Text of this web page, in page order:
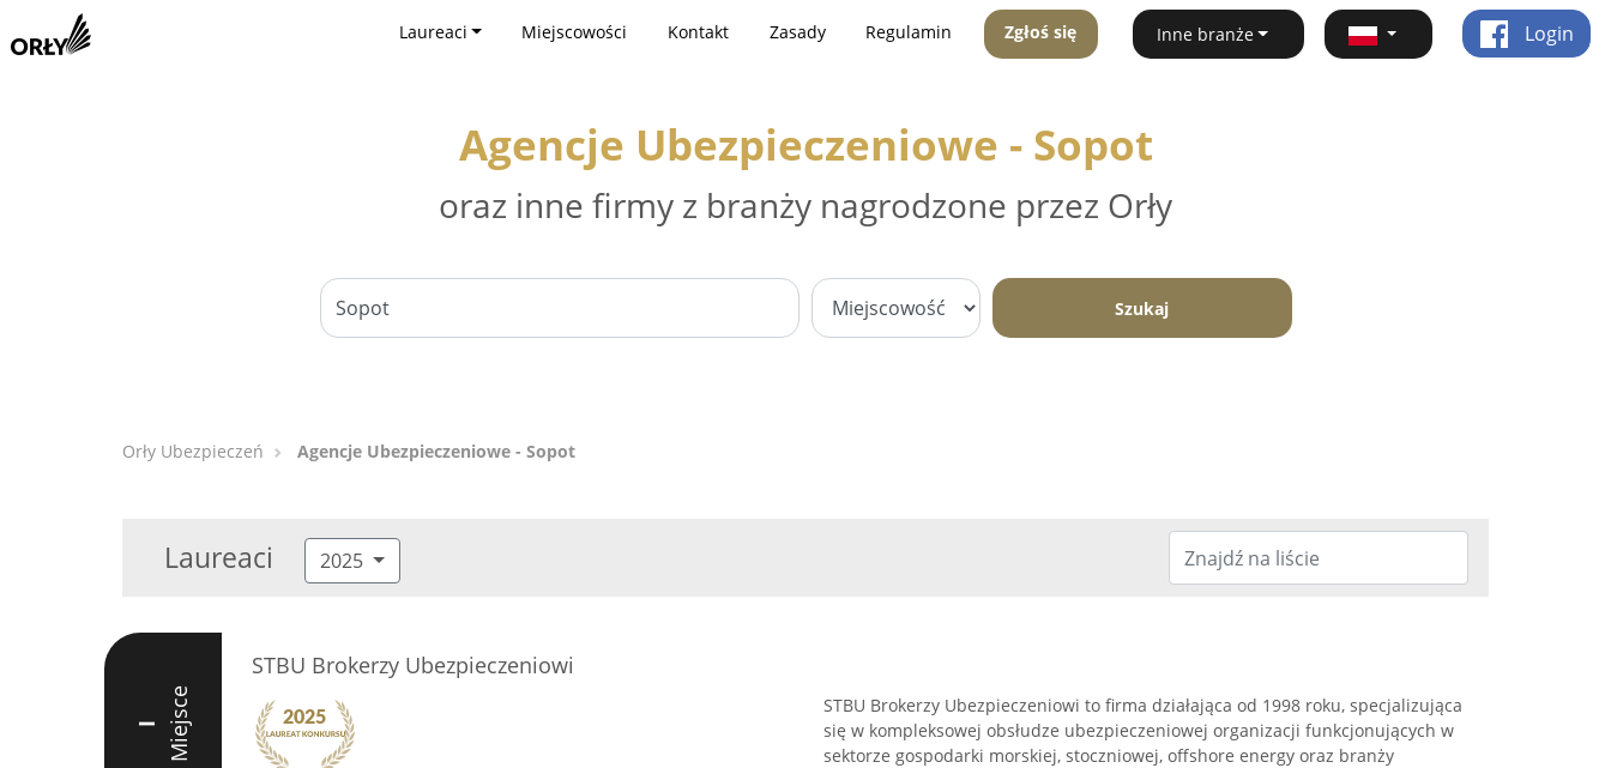
Laureaci Miejscowości Kontakt Zasady Regulamin Zgłoś się Inne branże Login
Agencje Ubezpieczeniowe - Sopot
oraz inne firmy z branży nagrodzone przez Orły
Szukaj
Orły Ubezpieczeń Agencje Ubezpieczeniowe - Sopot
Laureaci 2025
I Miejsce
STBU Brokerzy Ubezpieczeniowi
STBU Brokerzy Ubezpieczeniowi to firma działająca od 1998 roku, specjalizująca
się w kompleksowej obsłudze ubezpieczeniowej organizacji funkcjonujących w
sektorze gospodarki morskiej, stoczniowej, offshore energy oraz branży